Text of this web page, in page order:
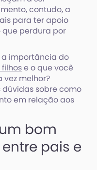
contudo, a
para ter apoio
perdura por
a importância do
e o que você
vez melhor?
sobre como
em relação aos
bom
pais e